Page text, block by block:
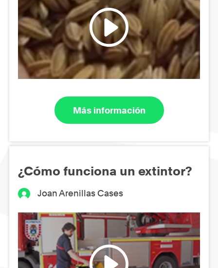
Más información
¿Cómo funciona un extintor?
Joan Arenillas Cases